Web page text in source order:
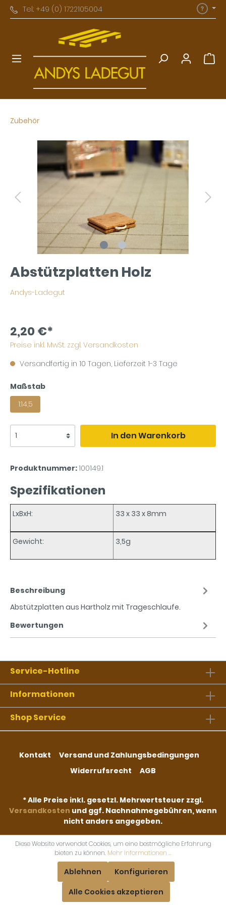
Tel.: +49 (0) 1722105004
Zubehör
Abstützplatten Holz
Andys-Ladegut
2,20 €*
Preise inkl. MwSt. zzgl. Versandkosten
Versandfertig in 10 Tagen, Lieferzeit 1-3 Tage
Maßstab
1:14,5
In den Warenkorb
Produktnummer:100149.1
Spezifikationen
LxBxH: 33 x 33 x 8mm
Gewicht: 3,5g
Beschreibung
Abstützplatten aus Hartholz mit Trageschlaufe.
Bewertungen
Service-Hotline
Informationen
Shop Service
Kontakt
Versand und Zahlungsbedingungen
Widerrufsrecht
AGB
* Alle Preise inkl. gesetzl. Mehrwertsteuer zzgl.
Versandkosten und ggf. Nachnahmegebühren, wenn
nicht anders angegeben.
Diese Website verwendet Cookies, um eine bestmögliche Erfahrung
bieten zu können. Mehr Informationen ...
Ablehnen
Konfigurieren
Alle Cookies akzeptieren